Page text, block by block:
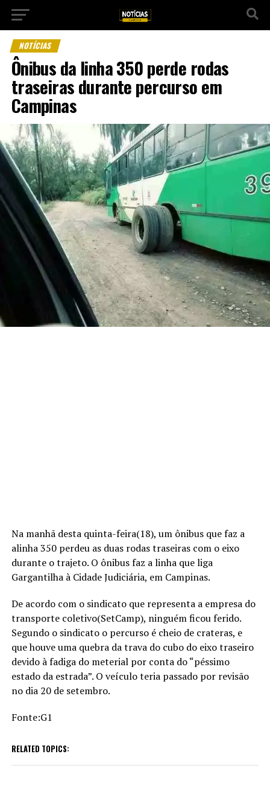
NOTÍCIAS
Ônibus da linha 350 perde rodas
traseiras durante percurso em
Campinas
Na manhã desta quinta-feira(18), um ônibus que faz a
alinha 350 perdeu as duas rodas traseiras com o eixo
durante o trajeto. O ônibus faz a linha que liga
Gargantilha à Cidade Judiciária, em Campinas.
De acordo com o sindicato que representa a empresa do
transporte coletivo(SetCamp), ninguém ficou ferido.
Segundo o sindicato o percurso é cheio de crateras, e
que houve uma quebra da trava do cubo do eixo traseiro
devido à fadiga do meterial por conta do “péssimo
estado da estrada”. O veículo teria passado por revisão
no dia 20 de setembro.
Fonte:G1
RELATED TOPICS: